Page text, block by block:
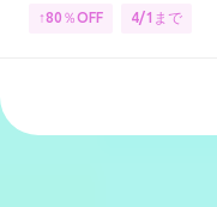
↑80％OFF 4/1まで